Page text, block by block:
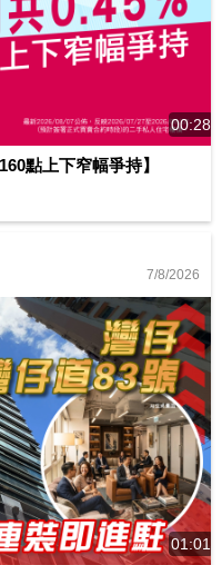
00:28
點上下窄幅爭持】
7/8/2026
01:01